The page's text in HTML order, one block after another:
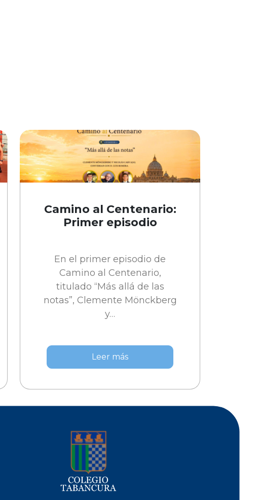
Camino al Centenario:
Primer episodio
En el primer episodio de
Camino al Centenario,
titulado “Más allá de las
notas”, Clemente Mönckberg
y…
Leer más